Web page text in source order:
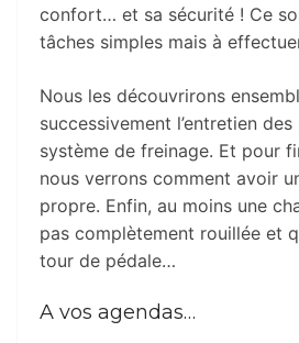
confort… et sa sécurité ! Ce
tâches simples mais à
Nous les découvrirons
successivement l’entretien
système de freinage. Et pour
nous verrons comment avoir
propre. Enfin, au moins une
pas complètement rouillée et
tour de pédale…
A vos agendas…